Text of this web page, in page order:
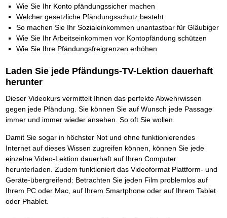
Wie Sie Ihr Konto pfändungssicher machen
Welcher gesetzliche Pfändungsschutz besteht
So machen Sie Ihr Sozialeinkommen unantastbar für Gläubiger
Wie Sie Ihr Arbeitseinkommen vor Kontopfändung schützen
Wie Sie Ihre Pfändungsfreigrenzen erhöhen
Laden Sie jede Pfändungs-TV-Lektion dauerhaft
herunter
Dieser Videokurs vermittelt Ihnen das perfekte Abwehrwissen
gegen jede Pfändung. Sie können Sie auf Wunsch jede Passage
immer und immer wieder ansehen. So oft Sie wollen.
Damit Sie sogar in höchster Not und ohne funktionierendes
Internet auf dieses Wissen zugreifen können, können Sie jede
einzelne Video-Lektion dauerhaft auf Ihren Computer
herunterladen. Zudem funktioniert das Videoformat Plattform- und
Geräte-übergreifend: Betrachten Sie jeden Film problemlos auf
Ihrem PC oder Mac, auf Ihrem Smartphone oder auf Ihrem Tablet
oder Phablet.